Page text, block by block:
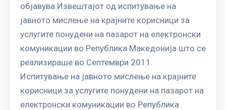
објавува Извештајот од испитување на
јавното мислење на крајните корисници за
услугите понудени на пазарот на електронски
комуникации во Република Македонија што се
реализираше во Септември 2011.
Испитување на јавното мислење на крајните
корисници за услугите понудени на пазарот на
електронски комуникации во Република